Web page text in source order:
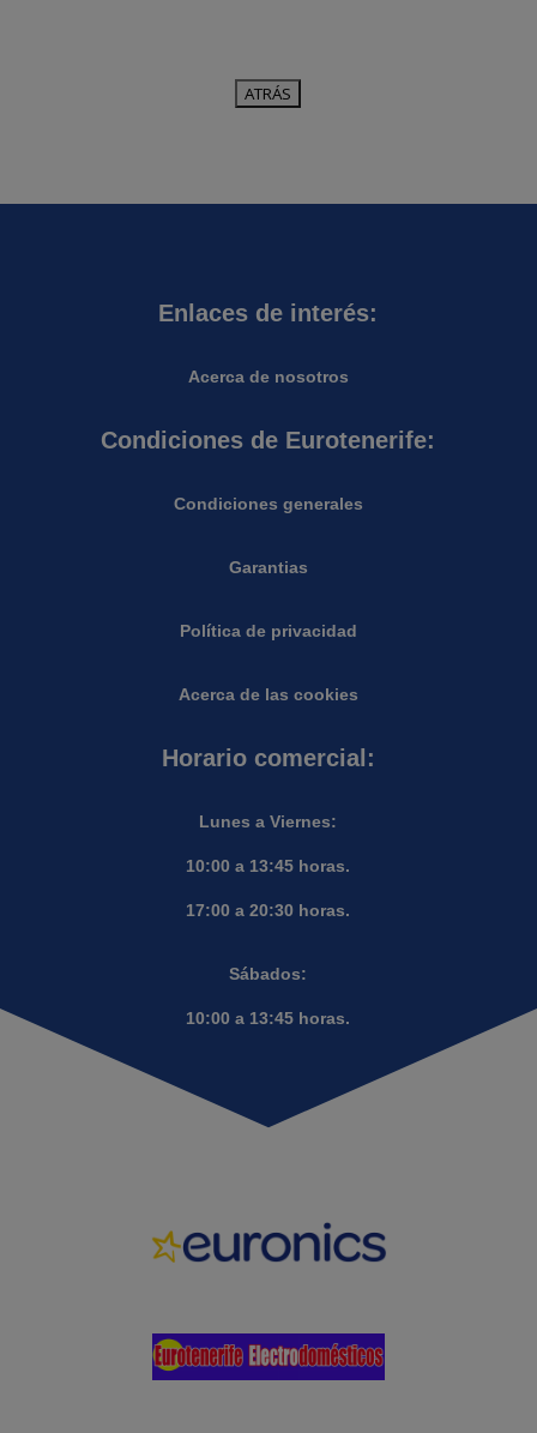
Enlaces de interés:
Acerca de nosotros
Condiciones de Eurotenerife:
Condiciones generales
Garantias
Política de privacidad
Acerca de las cookies
Horario comercial:
Lunes a Viernes:
10:00 a 13:45 horas.
17:00 a 20:30 horas.
Sábados:
10:00 a 13:45 horas.